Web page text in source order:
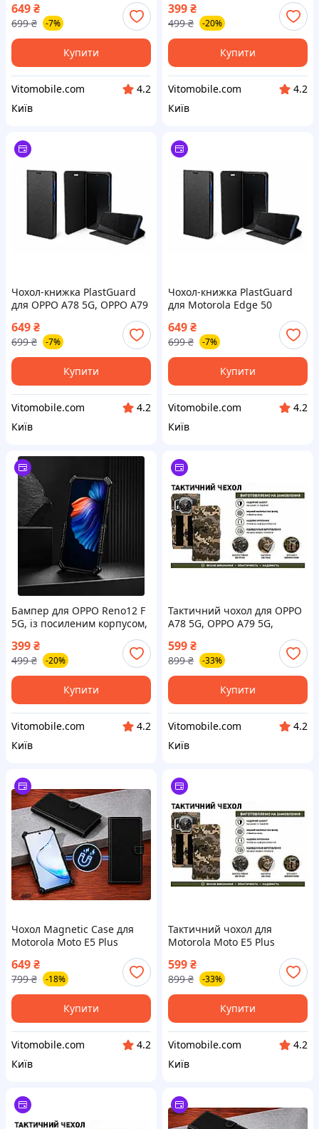
пластиковий бампер,
магнітна застібка, функція
649₴
699 ₴ -7%
Купити
Vitomobile.com
4.2
Київ
399₴
499 ₴ -20%
Купити
Vitomobile.com
4.2
Київ
Чохол-книжка PlastGuard
для OPPO A78 5G, OPPO A79
пластиковий бампер,
магнітна застібка, функція
підставки
649₴
699 ₴ -7%
Купити
Vitomobile.com
4.2
Київ
Чохол-книжка PlastGuard
для Motorola Edge 50
Fusion, Edge 50 Ultra – еко-
шкіра, пластиковий
бампер, магнітна застібка,
649₴
699 ₴ -7%
Купити
Vitomobile.com
4.2
Київ
Бампер для OPPO Reno12 F
5G, із посиленим корпусом,
399₴
499 ₴ -20%
Купити
Vitomobile.com
4.2
Київ
Тактичний чохол для OPPO
A78 5G, OPPO A79 5G,
кріпиться до спорядження
на липучці
599₴
899 ₴ -33%
Купити
Vitomobile.com
4.2
Київ
Чохол Magnetic Case для
Motorola Moto E5 Plus
649₴
799 ₴ -18%
Купити
Vitomobile.com
4.2
Київ
Тактичний чохол для
Motorola Moto E5 Plus
спорядження на липучці
599₴
899 ₴ -33%
Купити
Vitomobile.com
4.2
Київ